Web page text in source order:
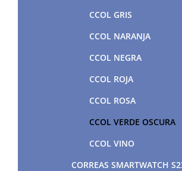
CCOL GRIS
CCOL NARANJA
CCOL NEGRA
CCOL ROJA
CCOL ROSA
CCOL VERDE OSCURA
CCOL VINO
CORREAS SMARTWATCH